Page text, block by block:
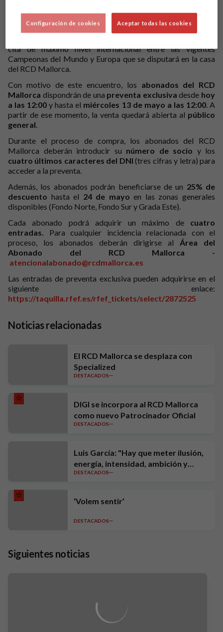
El Estadi Mallorca Son Moix acogerá el viernes 5 de junio, a
las 21:00, el partido entre España e Inglaterra femenino
cita de máximo nivel internacional entre las vigentes
Campeonas del Mundo y Europa que se disputará en la casa
del RCD Mallorca.
Con motivo de este encuentro, los abonados del RCD
Mallorca dispondrán de una preventa exclusiva desde hoy
a las 12:00 y hasta el miércoles 13 de mayo a las 12:00. A
partir de ese momento, la venta quedará abierta al público
general.
Durante el proceso de compra, los abonados del RCD
Mallorca deberán introducir su número de socio y los
cuatro últimos caracteres del DNI (tres cifras y letra) para
acceder a la preventa.
Además, los abonados podrán beneficiarse de un 25% de
descuento hasta el 24 de mayo en las zonas generales
disponibles (Fondo Norte, Fondo Sur y Grada Este).
Cada abonado podrá adquirir un máximo de cuatro
entradas. Para cualquier incidencia relacionada con el
proceso, los abonados deberán dirigirse al Área del
Abonado del RCD Mallorca -
atencionalabonado@rcdmallorca.es
Las entradas de preventa exclusiva pueden adquirirse en el
siguiente enlace:
https://taquilla.rfef.es/rfef_tickets/select/2872525
Noticias relacionadas
El RCD Mallorca se desplaza con
Specialized
DESTACADOS
DIGI se incorpora al RCD Mallorca
como nuevo Patrocinador Oficial
DESTACADOS
Luis García: "Hay que meter ilusión,
energía, intensidad, ambición y
exigencia"
DESTACADOS
‘Volem sentir’
DESTACADOS
Siguientes noticias
Aceptar todas las cookies
Configuración de cookies